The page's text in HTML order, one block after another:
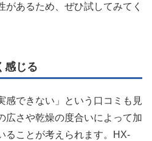
があるため、ぜひ試してみてく
感じる
感できない」という口コミも見
広さや乾燥の度合いによって加
ることが考えられます。HX-